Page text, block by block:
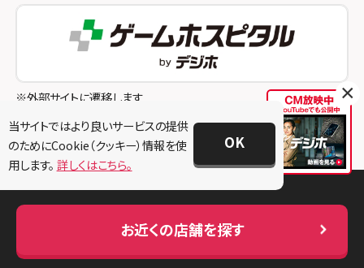
スマホスピタル町田
スマホスピタル吉祥寺
スマホスピタル立川
スマホスピタル厚木ガーデンシティ
スマホスピタルイオン相模原
スマホスピタル藤沢
スマホスピタル 小田原
スマホスピタル たまプラーザ駅前
※外部サイトに遷移します
会社概要
プライバシーポリシー
お近くの店舗を探す
×
当サイトではより良いサービスの提供
のためにCookie（クッキー）情報を使
用します。 詳しくはこちら。
OK